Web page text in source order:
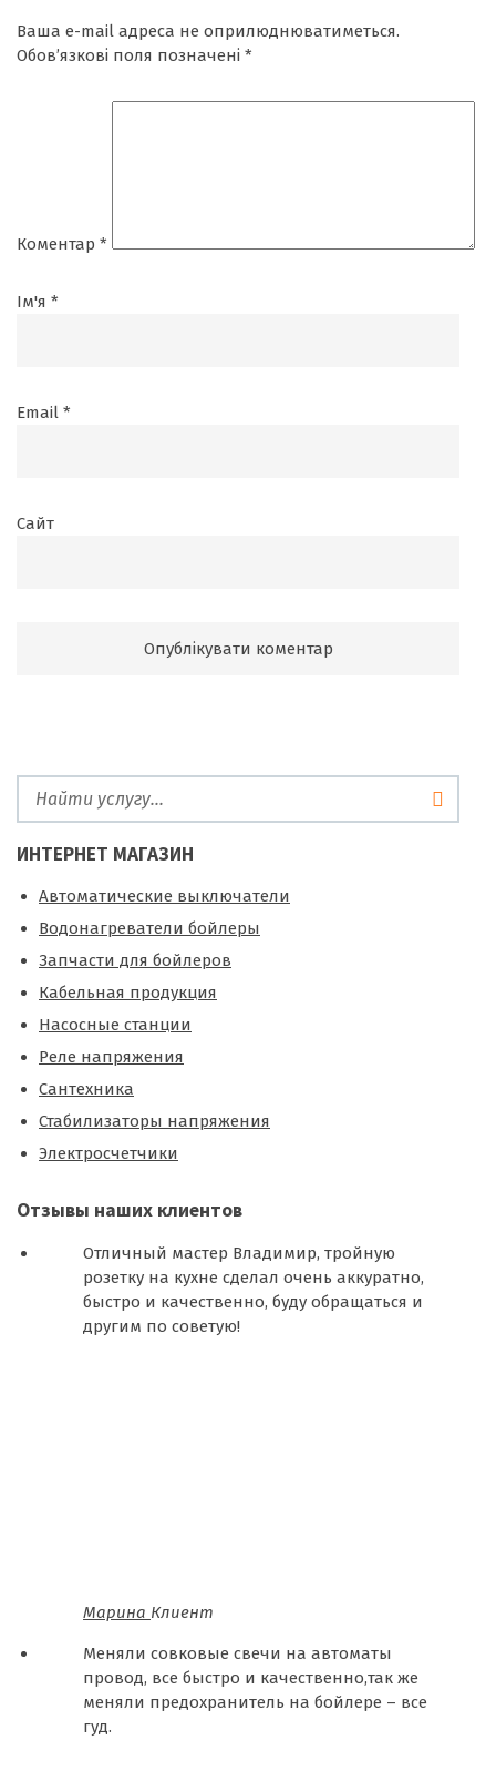
Ваша e-mail адреса не оприлюднюватиметься.
Обов’язкові поля позначені *
Коментар *
Ім'я *
Email *
Сайт
ИНТЕРНЕТ МАГАЗИН
Автоматические выключатели
Водонагреватели бойлеры
Запчасти для бойлеров
Кабельная продукция
Насосные станции
Реле напряжения
Сантехника
Стабилизаторы напряжения
Электросчетчики
Отзывы наших клиентов
Отличный мастер Владимир, тройную
розетку на кухне сделал очень аккуратно,
быстро и качественно, буду обращаться и
другим по советую!
Марина Клиент
Меняли совковые свечи на автоматы
провод, все быстро и качественно,так же
меняли предохранитель на бойлере – все
гуд.